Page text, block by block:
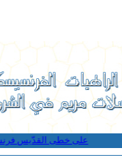
على خطى القدّيس فرنسيس